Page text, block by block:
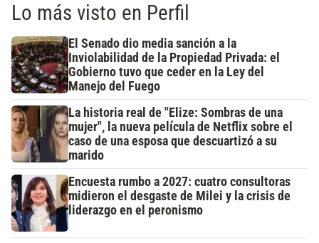
Lo más visto en Perfil
El Senado dio media sanción a la
Inviolabilidad de la Propiedad Privada: el
Gobierno tuvo que ceder en la Ley del
Manejo del Fuego
La historia real de "Elize: Sombras de una
mujer", la nueva película de Netflix sobre el
caso de una esposa que descuartizó a su
marido
Encuesta rumbo a 2027: cuatro consultoras
midieron el desgaste de Milei y la crisis de
liderazgo en el peronismo